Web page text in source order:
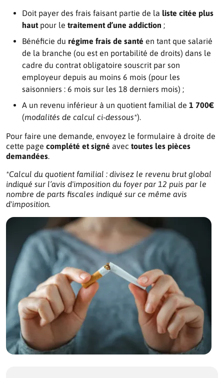
Doit payer des frais faisant partie de la liste citée plus
hautpour le traitement d’une addiction ;
Bénéficie du régime frais de santé en tant que salarié
de la branche (ou est en portabilité de droits) dans le
cadre du contrat obligatoire souscrit par son
employeur depuis au moins 6 mois (pour les
saisonniers : 6 mois sur les 18 derniers mois) ;
A un revenu inférieur à un quotient familial de 1 700€
(modalités de calcul ci-dessous*).
Pour faire une demande, envoyez le formulaire à droite de
cette page complété et signé avec toutes les pièces
demandées.
*Calcul du quotient familial : divisez le revenu brut global
indiqué sur l’avis d'imposition du foyer par 12 puis par le
nombre de parts fiscales indiqué sur ce même avis
d'imposition.